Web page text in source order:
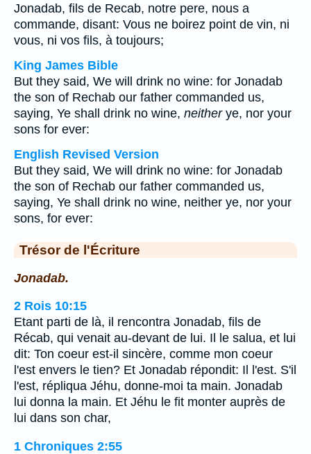
Jonadab, fils de Recab, notre pere, nous a
commande, disant: Vous ne boirez point de vin, ni
vous, ni vos fils, à toujours;
King James Bible
But they said, We will drink no wine: for Jonadab
the son of Rechab our father commanded us,
saying, Ye shall drink no wine, neitherye, nor your
sons for ever:
English Revised Version
But they said, We will drink no wine: for Jonadab
the son of Rechab our father commanded us,
saying, Ye shall drink no wine, neither ye, nor your
sons, for ever:
Trésor de l'Écriture
Jonadab.
2 Rois 10:15
Etant parti de là, il rencontra Jonadab, fils de
Récab, qui venait au-devant de lui. Il le salua, et lui
dit: Ton coeur est-il sincère, comme mon coeur
l'est envers le tien? Et Jonadab répondit: Il l'est. S'il
l'est, répliqua Jéhu, donne-moi ta main. Jonadab
lui donna la main. Et Jéhu le fit monter auprès de
lui dans son char,
1 Chroniques 2:55